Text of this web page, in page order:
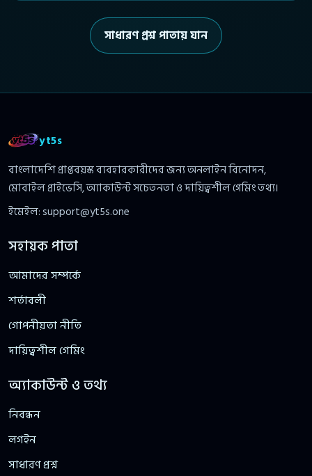
সাধারণ প্রশ্ন পাতায় যান
yt5s
বাংলাদেশি প্রাপ্তবয়স্ক ব্যবহারকারীদের জন্য অনলাইন বিনোদন,
মোবাইল প্রাইভেসি, অ্যাকাউন্ট সচেতনতা ও দায়িত্বশীল গেমিং তথ্য।
ইমেইল:support@yt5s.one
সহায়ক পাতা
আমাদের সম্পর্কে
শর্তাবলী
গোপনীয়তা নীতি
দায়িত্বশীল গেমিং
অ্যাকাউন্ট ও তথ্য
নিবন্ধন
লগইন
সাধারণ প্রশ্ন